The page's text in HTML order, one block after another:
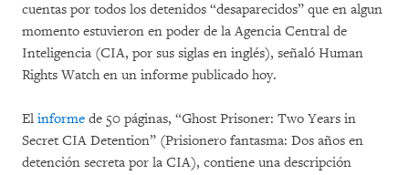
cuentas por todos los detenidos “desaparecidos” que en algun
momento estuvieron en poder de la Agencia Central de
Inteligencia (CIA, por sus siglas en inglés), señaló Human
Rights Watch en un informe publicado hoy.
El informe de 50 páginas, “Ghost Prisoner: Two Years in
Secret CIA Detention” (Prisionero fantasma: Dos años en
detención secreta por la CIA), contiene una descripción